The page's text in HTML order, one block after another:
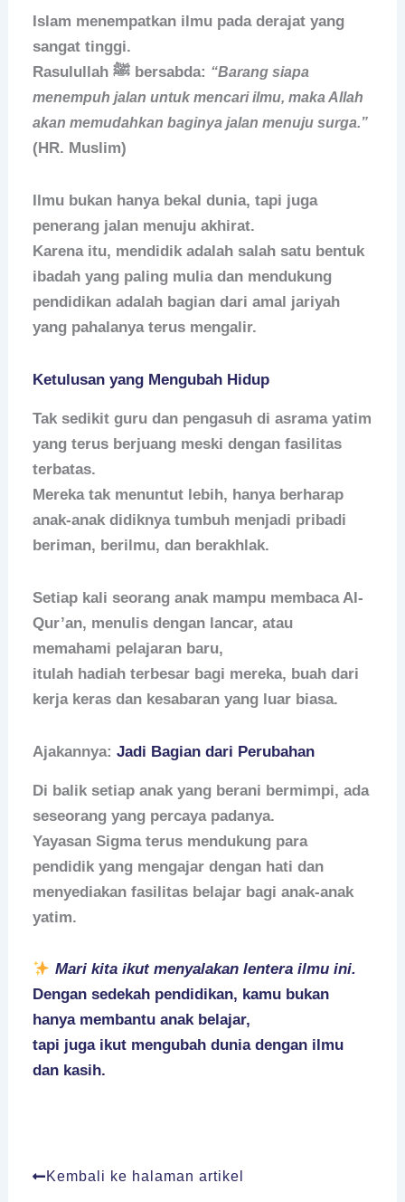
Islam menempatkan ilmu pada derajat yang
sangat tinggi.
Rasulullah ﷺ bersabda: “Barang siapa
menempuh jalan untuk mencari ilmu, maka Allah
akan memudahkan baginya jalan menuju surga.”
(HR. Muslim)
Ilmu bukan hanya bekal dunia, tapi juga
penerang jalan menuju akhirat.
Karena itu, mendidik adalah salah satu bentuk
ibadah yang paling mulia dan mendukung
pendidikan adalah bagian dari amal jariyah
yang pahalanya terus mengalir.
Ketulusan yang Mengubah Hidup
Tak sedikit guru dan pengasuh di asrama yatim
yang terus berjuang meski dengan fasilitas
terbatas.
Mereka tak menuntut lebih, hanya berharap
anak-anak didiknya tumbuh menjadi pribadi
beriman, berilmu, dan berakhlak.
Setiap kali seorang anak mampu membaca Al-
Qur’an, menulis dengan lancar, atau
memahami pelajaran baru,
itulah hadiah terbesar bagi mereka, buah dari
kerja keras dan kesabaran yang luar biasa.
Ajakannya:Jadi Bagian dari Perubahan
Di balik setiap anak yang berani bermimpi, ada
seseorang yang percaya padanya.
Yayasan Sigma terus mendukung para
pendidik yang mengajar dengan hati dan
menyediakan fasilitas belajar bagi anak-anak
yatim.
Mari kita ikut menyalakan lentera ilmu ini.
Dengan sedekah pendidikan, kamu bukan
hanya membantu anak belajar,
tapi juga ikut mengubah dunia dengan ilmu
dan kasih.
Kembali ke halaman artikel